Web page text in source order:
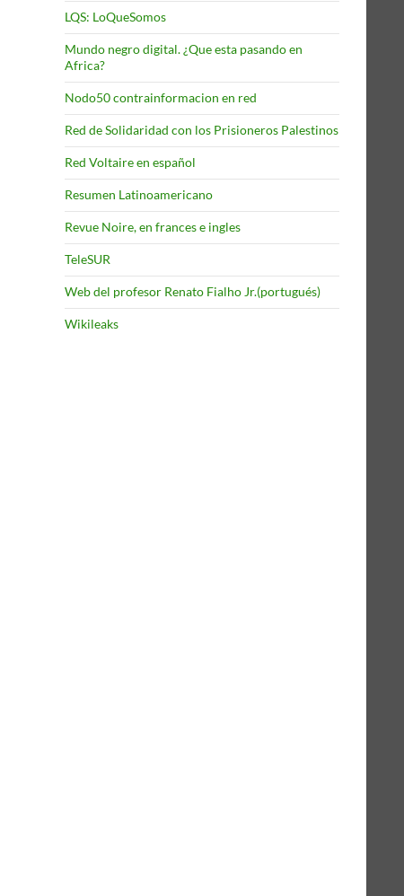
LQS: LoQueSomos
Mundo negro digital. ¿Que esta pasando en
Africa?
Nodo50 contrainformacion en red
Red de Solidaridad con los Prisioneros Palestinos
Red Voltaire en español
Resumen Latinoamericano
Revue Noire, en frances e ingles
TeleSUR
Web del profesor Renato Fialho Jr.(portugués)
Wikileaks